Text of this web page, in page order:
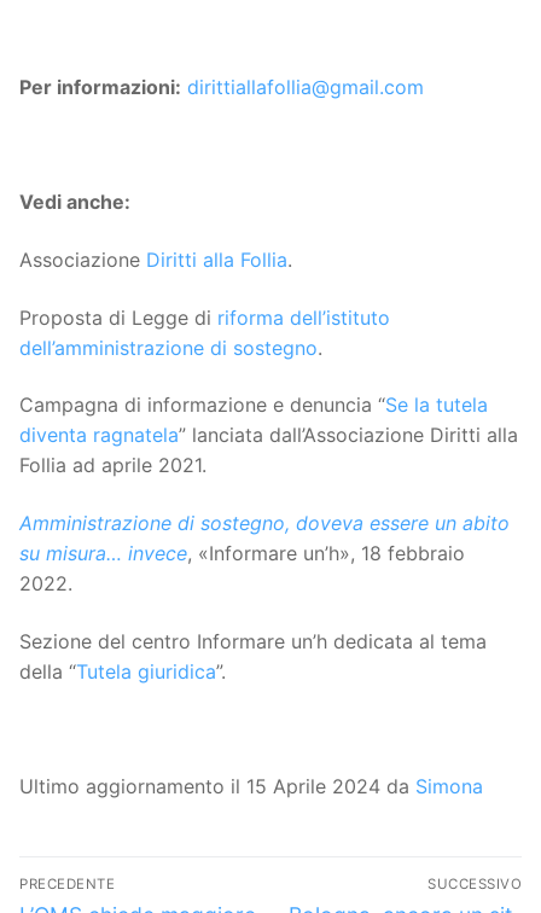
Per informazioni: dirittiallafollia@gmail.com
Vedi anche:
Associazione Diritti alla Follia.
Proposta di Legge di riforma dell’istituto
dell’amministrazione di sostegno.
Campagna di informazione e denuncia “Se la tutela
diventa ragnatela” lanciata dall’Associazione Diritti alla
Follia ad aprile 2021.
Amministrazione di sostegno, doveva essere un abito
su misura… invece, «Informare un’h», 18 febbraio
2022.
Sezione del centro Informare un’h dedicata al tema
della “Tutela giuridica”.
Ultimo aggiornamento il 15 Aprile 2024 da Simona
Navigazione
PRECEDENTE SUCCESSIVO